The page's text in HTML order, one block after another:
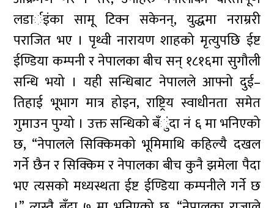
लडार्इंका सामू टिक्न सकेनन्, युद्धमा नराम्ररी
पराजित भए । पृथ्वी नारायण शाहको मृत्युपछि ईष्ट
ईण्डिया कम्पनी र नेपालका बीच सन् १८१६मा सुगौली
सन्धि भयो । यही सन्धिबाट नेपालले आफ्नो दुई–
तिहाई भूभाग मात्र होइन, राष्ट्रिय स्वाधीनता समेत
गुमाउन पुग्यो । उक्त सन्धिको बँुंदा नं ६ मा भनिएको
छ, “नेपालले सिक्किमको भूमिमाथि कहिल्यै दखल
गर्ने छैन र सिक्किम र नेपालका बीच कुनै झमेला पैदा
भए त्यसको मध्यस्थता ईष्ट ईण्डिया कम्पनीले गर्ने छ